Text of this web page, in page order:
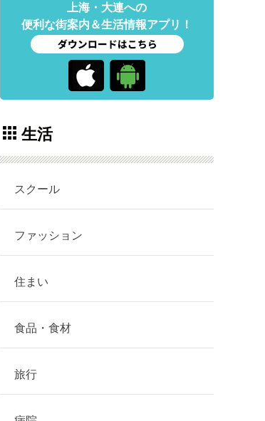
上海・大連への
便利な街案内＆生活情報アプリ！
生活
スクール
ファッション
住まい
食品・食材
旅行